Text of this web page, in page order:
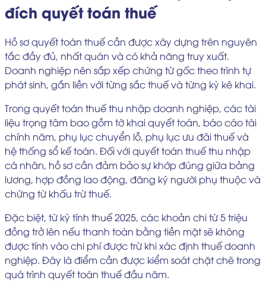
đích quyết toán thuế
Hồ sơ quyết toán thuế cần được xây dựng trên nguyên
tắc đầy đủ, nhất quán và có khả năng truy xuất.
Doanh nghiệp nên sắp xếp chứng từ gốc theo trình tự
phát sinh, gắn liền với từng sắc thuế và từng kỳ kê khai.
Trong quyết toán thuế thu nhập doanh nghiệp, các tài
liệu trọng tâm bao gồm tờ khai quyết toán, báo cáo tài
chính năm, phụ lục chuyển lỗ, phụ lục ưu đãi thuế và
hệ thống sổ kế toán. Đối với quyết toán thuế thu nhập
cá nhân, hồ sơ cần đảm bảo sự khớp đúng giữa bảng
lương, hợp đồng lao động, đăng ký người phụ thuộc và
chứng từ khấu trừ thuế.
Đặc biệt, từ kỳ tính thuế 2025, các khoản chi từ 5 triệu
đồng trở lên nếu thanh toán bằng tiền mặt sẽ không
được tính vào chi phí được trừ khi xác định thuế doanh
nghiệp. Đây là điểm cần được kiểm soát chặt chẽ trong
quá trình quyết toán thuế đầu năm.